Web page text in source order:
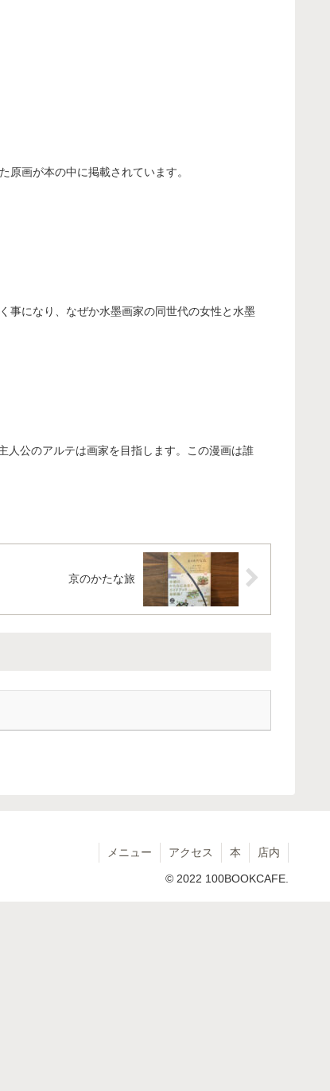
画が本の中に掲載されています。
事になり、なぜか水墨画家の同世代の女性と水墨
人公のアルテは画家を目指します。この漫画は誰
京のかたな旅
メニュー アクセス 本 店内
© 2022 100BOOKCAFE.